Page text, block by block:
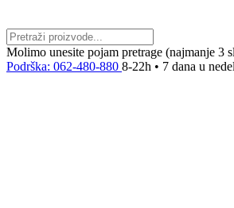
Molimo unesite pojam pretrage (najmanje 3
Podrška: 062-480-880 8-22h • 7 dana u